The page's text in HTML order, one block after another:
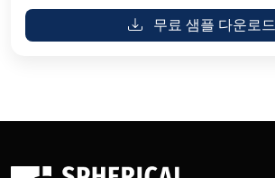
무료 샘플 다운로드